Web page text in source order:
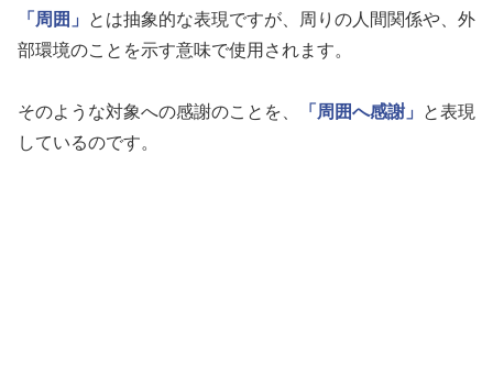
「周囲」
とは抽象的な表現ですが、周りの人間関係や、外
部環境のことを示す意味で使用されます。
そのような対象への感謝のことを、 「周囲へ感謝」
と表現
しているのです。